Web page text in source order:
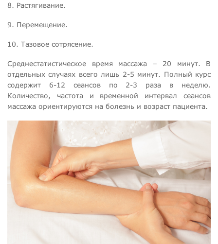
8. Растягивание.
9. Перемещение.
10. Тазовое сотрясение.
Среднестатистическое время массажа – 20 минут. В
отдельных случаях всего лишь 2-5 минут. Полный курс
содержит 6-12 сеансов по 2-3 раза в неделю.
Количество, частота и временной интервал сеансов
массажа ориентируются на болезнь и возраст пациента.